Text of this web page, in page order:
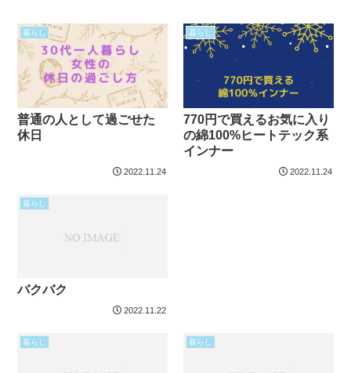
暮らし
普通の人として過ごせた
休日
2022.11.24
暮らし
770円で買えるお気に入り
の綿100%ヒートテック系
インナー
2022.11.24
暮らし
バクバク
2022.11.22
暮らし 暮らし